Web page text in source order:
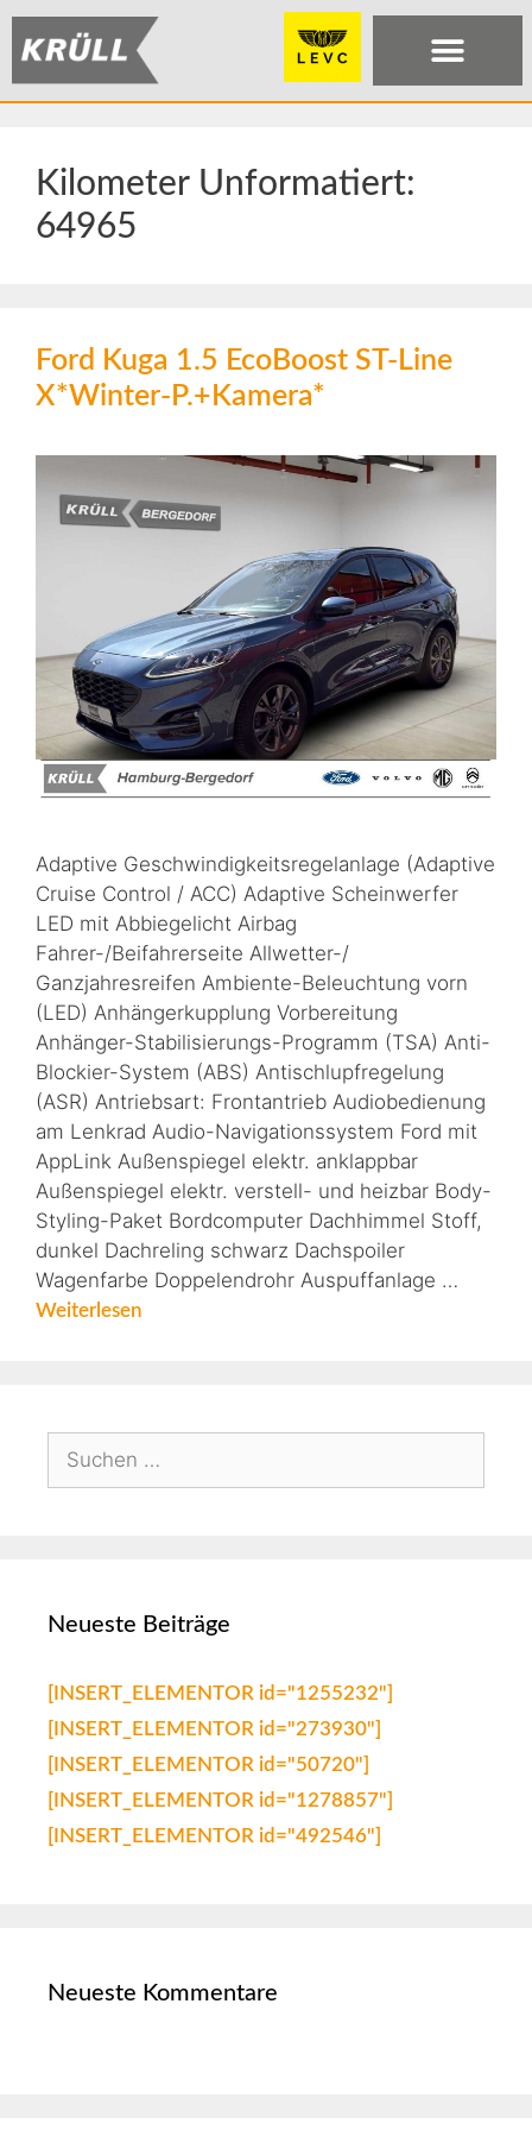
Kilometer Unformatiert:
64965
Ford Kuga 1.5 EcoBoost ST-Line
X*Winter-P.+Kamera*
Adaptive Geschwindigkeitsregelanlage (Adaptive
Cruise Control / ACC) Adaptive Scheinwerfer
LED mit Abbiegelicht Airbag
Fahrer-/Beifahrerseite Allwetter-/
Ganzjahresreifen Ambiente-Beleuchtung vorn
(LED) Anhängerkupplung Vorbereitung
Anhänger-Stabilisierungs-Programm (TSA) Anti-
Blockier-System (ABS) Antischlupfregelung
(ASR) Antriebsart: Frontantrieb Audiobedienung
am Lenkrad Audio-Navigationssystem Ford mit
AppLink Außenspiegel elektr. anklappbar
Außenspiegel elektr. verstell- und heizbar Body-
Styling-Paket Bordcomputer Dachhimmel Stoff,
dunkel Dachreling schwarz Dachspoiler
Wagenfarbe Doppelendrohr Auspuffanlage …
Weiterlesen
Neueste Beiträge
[INSERT_ELEMENTOR id="1255232"]
[INSERT_ELEMENTOR id="273930"]
[INSERT_ELEMENTOR id="50720"]
[INSERT_ELEMENTOR id="1278857"]
[INSERT_ELEMENTOR id="492546"]
Neueste Kommentare